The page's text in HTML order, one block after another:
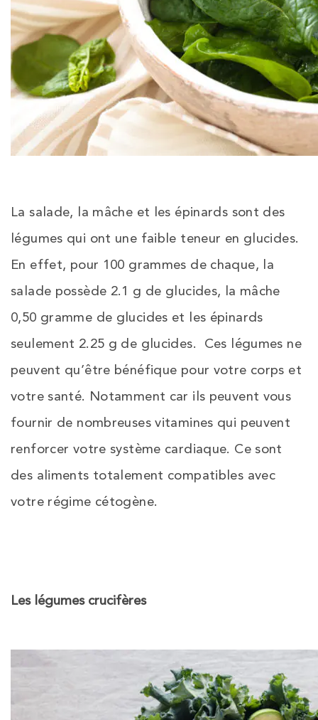
La salade, la mâche et les épinards sont des
légumes qui ont une faible teneur en glucides.
En effet, pour 100 grammes de chaque, la
salade possède 2.1 g de glucides, la mâche
0,50 gramme de glucides et les épinards
seulement 2.25 g de glucides. Ces légumes ne
peuvent qu’être bénéfique pour votre corps et
votre santé. Notamment car ils peuvent vous
fournir de nombreuses vitamines qui peuvent
renforcer votre système cardiaque. Ce sont
des aliments totalement compatibles avec
votre régime cétogène.
Les légumes crucifères